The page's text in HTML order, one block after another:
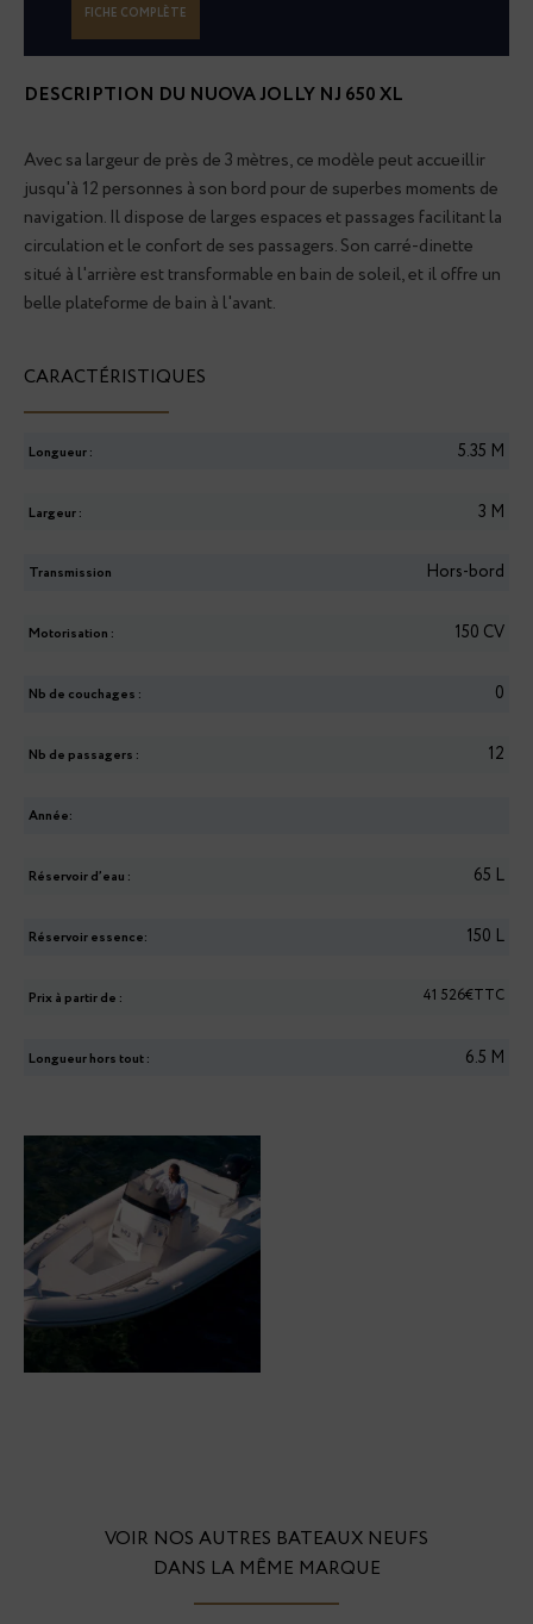
FICHE COMPLÈTE
DESCRIPTION DU NUOVA JOLLY NJ 650 XL
Avec sa largeur de près de 3 mètres, ce modèle peut accueillir
jusqu'à 12 personnes à son bord pour de superbes moments de
navigation. Il dispose de larges espaces et passages facilitant la
circulation et le confort de ses passagers. Son carré-dinette
situé à l'arrière est transformable en bain de soleil, et il offre un
belle plateforme de bain à l'avant.
CARACTÉRISTIQUES
Longueur : 5.35 M
Largeur : 3 M
Transmission Hors-bord
Motorisation : 150 CV
Nb de couchages : 0
Nb de passagers : 12
Année:
Réservoir d’eau : 65 L
Réservoir essence: 150 L
Prix à partir de : 41 526€TTC
Longueur hors tout : 6.5 M
VOIR NOS AUTRES BATEAUX NEUFS
DANS LA MÊME MARQUE